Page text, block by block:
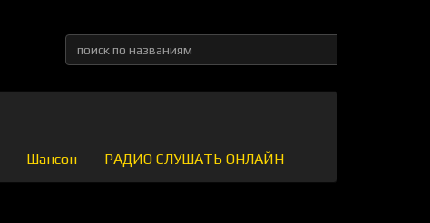
Шансон РАДИО СЛУШАТЬ ОНЛАЙН